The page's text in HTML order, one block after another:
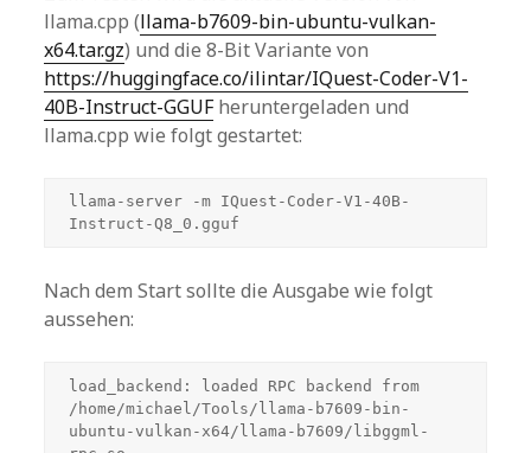
llama.cpp (llama-b7609-bin-ubuntu-vulkan-
x64.tar.gz) und die 8-Bit Variante von
https://huggingface.co/ilintar/IQuest-Coder-V1-
40B-Instruct-GGUF heruntergeladen und
llama.cpp wie folgt gestartet:
llama-server -m IQuest-Coder-V1-40B-
Instruct-Q8_0.gguf
Nach dem Start sollte die Ausgabe wie folgt
aussehen:
load_backend: loaded RPC backend from
/home/michael/Tools/llama-b7609-bin-
ubuntu-vulkan-x64/llama-b7609/libggml-